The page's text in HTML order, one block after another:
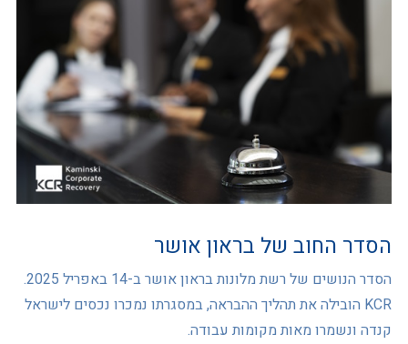
הסדר החוב של בראון אושר
הסדר הנושים של רשת מלונות בראון אושר ב-14 באפריל 2025.
KCR הובילה את תהליך ההבראה, במסגרתו נמכרו נכסים לישראל
קנדה ונשמרו מאות מקומות עבודה.